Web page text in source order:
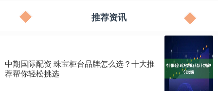
推荐资讯
中期国际配资 珠宝柜台品牌怎么选？十大推
荐帮你轻松挑选